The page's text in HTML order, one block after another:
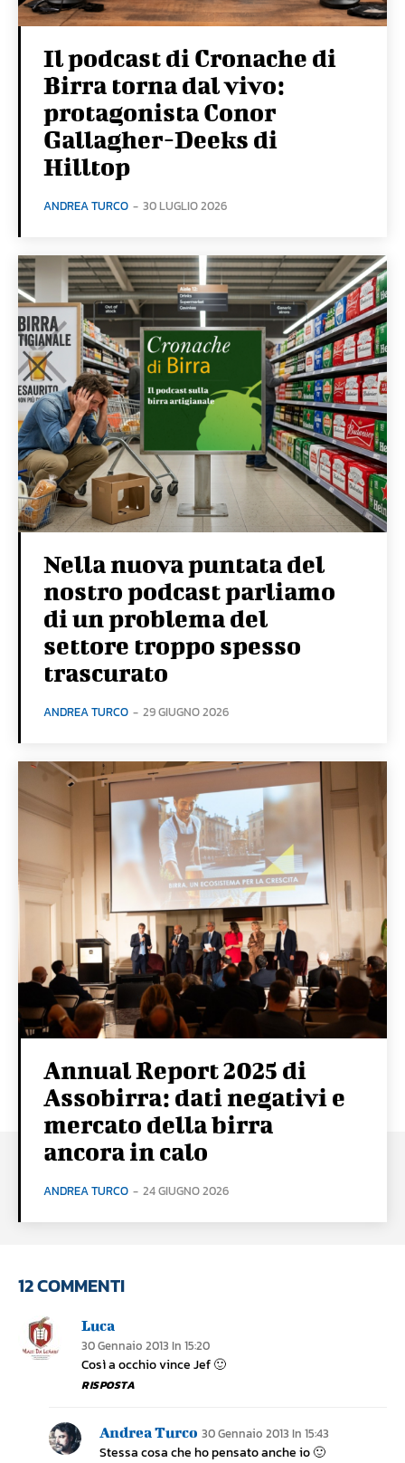
Il podcast di Cronache di
Birra torna dal vivo:
protagonista Conor
Gallagher-Deeks di
Hilltop
ANDREA TURCO - 30 LUGLIO 2026
Nella nuova puntata del
nostro podcast parliamo
di un problema del
settore troppo spesso
trascurato
ANDREA TURCO - 29 GIUGNO 2026
Annual Report 2025 di
Assobirra: dati negativi e
mercato della birra
ancora in calo
ANDREA TURCO - 24 GIUGNO 2026
12 COMMENTI
Luca
30 Gennaio 2013 In 15:20
Così a occhio vince Jef 🙂
RISPOSTA
Andrea Turco 30 Gennaio 2013 In 15:43
Stessa cosa che ho pensato anche io 🙂